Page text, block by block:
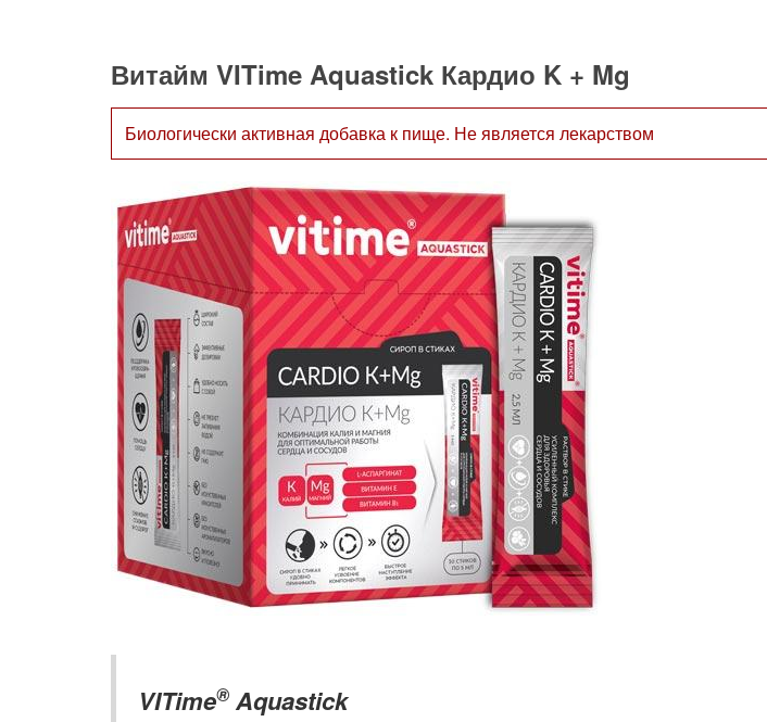
Витайм VITime Aquastick Кардио K + Mg
Биологически активная добавка к пище. Не является лекарством
VITime® Aquastick